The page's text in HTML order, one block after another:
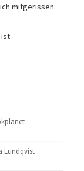
mitgerissen
ist
Lundqvist